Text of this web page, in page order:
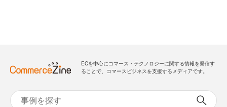
ECを中心にコマース・テクノロジーに関する情報を発信す
ることで、コマースビジネスを支援するメディアです。